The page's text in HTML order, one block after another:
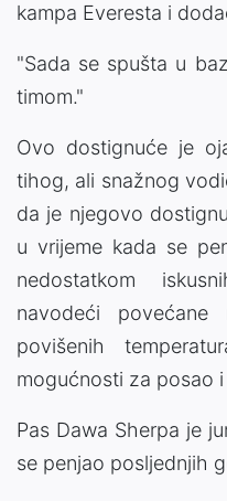
kampa Everesta i
"Sada se spušta u
timom."
Ovo dostignuće je
tihog, ali snažnog
da je njegovo
u vrijeme kada se
nedostatkom
navodeći
povišenih
mogućnosti za posao
Pas Dawa Sherpa je
se penjao posljednjih